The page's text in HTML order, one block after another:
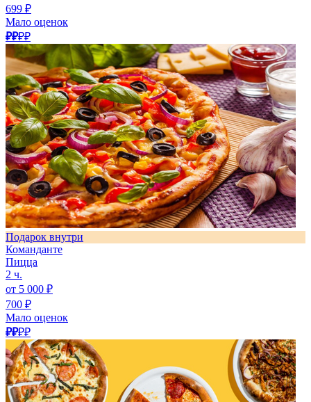
699 ₽
Мало оценок
₽₽₽₽
Подарок внутри
Команданте
Пицца
2 ч.
от 5 000 ₽
700 ₽
Мало оценок
₽₽₽₽